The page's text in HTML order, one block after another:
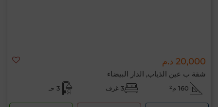
20,000 د.م
شقة ب عين الذياب, الدار البيضاء
160 م² 3 غرف 3 حـ